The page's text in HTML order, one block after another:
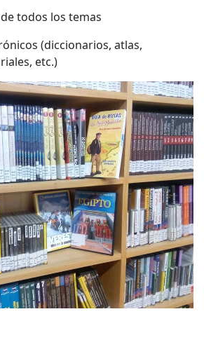
todos los temas
(diccionarios, atlas,
etc.)